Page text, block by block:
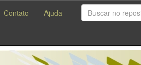
Contato Ajuda